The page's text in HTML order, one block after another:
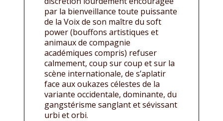
par la bienveillance toute puissante
de la Voix de son maître du soft
power (bouffons artistiques et
animaux de compagnie
académiques compris) refuser
calmement, coup sur coup et sur la
scène internationale, de s’aplatir
face aux oukazes célestes de la
variante occidentale, dominante, du
gangstérisme sanglant et sévissant
urbi et orbi.